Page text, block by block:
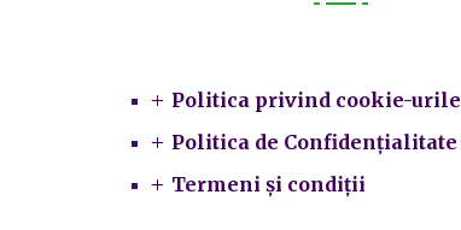
Politica privind cookie-urile
Politica de Confidențialitate
Termeni și condiții